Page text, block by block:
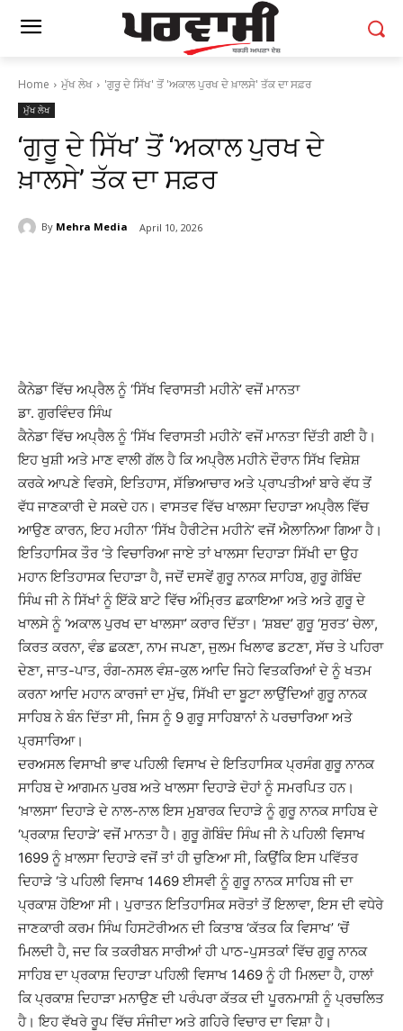
Home ਮੁੱਖ ਲੇਖ 'ਗੁਰੂ ਦੇ ਸਿੱਖ' ਤੋਂ 'ਅਕਾਲ ਪੁਰਖ ਦੇ ਖ਼ਾਲਸੇ' ਤੱਕ ਦਾ ਸਫ਼ਰ
ਮੁੱਖ ਲੇਖ
‘ਗੁਰੂ ਦੇ ਸਿੱਖ’ ਤੋਂ ‘ਅਕਾਲ ਪੁਰਖ ਦੇ
ਖ਼ਾਲਸੇ’ ਤੱਕ ਦਾ ਸਫ਼ਰ
By Mehra Media April 10, 2026
ਕੈਨੇਡਾ ਵਿੱਚ ਅਪ੍ਰੈਲ ਨੂੰ ‘ਸਿੱਖ ਵਿਰਾਸਤੀ ਮਹੀਨੇ’ ਵਜੋਂ ਮਾਨਤਾ
ਡਾ. ਗੁਰਵਿੰਦਰ ਸਿੰਘ
ਕੈਨੇਡਾ ਵਿੱਚ ਅਪ੍ਰੈਲ ਨੂੰ ‘ਸਿੱਖ ਵਿਰਾਸਤੀ ਮਹੀਨੇ’ ਵਜੋਂ ਮਾਨਤਾ ਦਿੱਤੀ ਗਈ ਹੈ।
ਇਹ ਖੁਸ਼ੀ ਅਤੇ ਮਾਣ ਵਾਲੀ ਗੱਲ ਹੈ ਕਿ ਅਪ੍ਰੈਲ ਮਹੀਨੇ ਦੌਰਾਨ ਸਿੱਖ ਵਿਸ਼ੇਸ਼
ਕਰਕੇ ਆਪਣੇ ਵਿਰਸੇ, ਇਤਿਹਾਸ, ਸੱਭਿਆਚਾਰ ਅਤੇ ਪ੍ਰਾਪਤੀਆਂ ਬਾਰੇ ਵੱਧ ਤੋਂ
ਵੱਧ ਜਾਣਕਾਰੀ ਦੇ ਸਕਦੇ ਹਨ। ਵਾਸਤਵ ਵਿੱਚ ਖਾਲਸਾ ਦਿਹਾੜਾ ਅਪ੍ਰੈਲ ਵਿੱਚ
ਆਉਣ ਕਾਰਨ, ਇਹ ਮਹੀਨਾ ‘ਸਿੱਖ ਹੈਰੀਟੇਜ ਮਹੀਨੇ’ ਵਜੋਂ ਐਲਾਨਿਆ ਗਿਆ ਹੈ।
ਇਤਿਹਾਸਿਕ ਤੌਰ ‘ਤੇ ਵਿਚਾਰਿਆ ਜਾਏ ਤਾਂ ਖਾਲਸਾ ਦਿਹਾੜਾ ਸਿੱਖੀ ਦਾ ਉਹ
ਮਹਾਨ ਇਤਿਹਾਸਕ ਦਿਹਾੜਾ ਹੈ, ਜਦੋਂ ਦਸਵੇਂ ਗੁਰੂ ਨਾਨਕ ਸਾਹਿਬ, ਗੁਰੂ ਗੋਬਿੰਦ
ਸਿੰਘ ਜੀ ਨੇ ਸਿੱਖਾਂ ਨੂੰ ਇੱਕੋ ਬਾਟੇ ਵਿੱਚ ਅੰਮ੍ਰਿਤ ਛਕਾਇਆ ਅਤੇ ਅਤੇ ਗੁਰੂ ਦੇ
ਖਾਲਸੇ ਨੂੰ ‘ਅਕਾਲ ਪੁਰਖ ਦਾ ਖਾਲਸਾ’ ਕਰਾਰ ਦਿੱਤਾ। ‘ਸ਼ਬਦ’ ਗੁਰੂ ‘ਸੁਰਤ’ ਚੇਲਾ,
ਕਿਰਤ ਕਰਨਾ, ਵੰਡ ਛਕਣਾ, ਨਾਮ ਜਪਣਾ, ਜੁਲਮ ਖਿਲਾਫ ਡਟਣਾ, ਸੱਚ ਤੇ ਪਹਿਰਾ
ਦੇਣਾ, ਜਾਤ-ਪਾਤ, ਰੰਗ-ਨਸਲ ਵੰਸ਼-ਕੁਲ ਆਦਿ ਜਿਹੇ ਵਿਤਕਰਿਆਂ ਦੇ ਨੂੰ ਖਤਮ
ਕਰਨਾ ਆਦਿ ਮਹਾਨ ਕਾਰਜਾਂ ਦਾ ਮੁੱਢ, ਸਿੱਖੀ ਦਾ ਬੂਟਾ ਲਾਉਂਦਿਆਂ ਗੁਰੂ ਨਾਨਕ
ਸਾਹਿਬ ਨੇ ਬੰਨ ਦਿੱਤਾ ਸੀ, ਜਿਸ ਨੂੰ 9 ਗੁਰੂ ਸਾਹਿਬਾਨਾਂ ਨੇ ਪਰਚਾਰਿਆ ਅਤੇ
ਪ੍ਰਸਾਰਿਆ।
ਦਰਅਸਲ ਵਿਸਾਖੀ ਭਾਵ ਪਹਿਲੀ ਵਿਸਾਖ ਦੇ ਇਤਿਹਾਸਿਕ ਪ੍ਰਸੰਗ ਗੁਰੂ ਨਾਨਕ
ਸਾਹਿਬ ਦੇ ਆਗਮਨ ਪੁਰਬ ਅਤੇ ਖਾਲਸਾ ਦਿਹਾੜੇ ਦੋਹਾਂ ਨੂੰ ਸਮਰਪਿਤ ਹਨ।
‘ਖ਼ਾਲਸਾ’ ਦਿਹਾੜੇ ਦੇ ਨਾਲ-ਨਾਲ ਇਸ ਮੁਬਾਰਕ ਦਿਹਾੜੇ ਨੂੰ ਗੁਰੂ ਨਾਨਕ ਸਾਹਿਬ ਦੇ
‘ਪ੍ਰਕਾਸ਼ ਦਿਹਾੜੇ’ ਵਜੋਂ ਮਾਨਤਾ ਹੈ। ਗੁਰੂ ਗੋਬਿੰਦ ਸਿੰਘ ਜੀ ਨੇ ਪਹਿਲੀ ਵਿਸਾਖ
1699 ਨੂੰ ਖ਼ਾਲਸਾ ਦਿਹਾੜੇ ਵਜੋਂ ਤਾਂ ਹੀ ਚੁਣਿਆ ਸੀ, ਕਿਉਂਕਿ ਇਸ ਪਵਿੱਤਰ
ਦਿਹਾੜੇ ‘ਤੇ ਪਹਿਲੀ ਵਿਸਾਖ 1469 ਈਸਵੀ ਨੂੰ ਗੁਰੂ ਨਾਨਕ ਸਾਹਿਬ ਜੀ ਦਾ
ਪ੍ਰਕਾਸ਼ ਹੋਇਆ ਸੀ। ਪੁਰਾਤਨ ਇਤਿਹਾਸਿਕ ਸਰੋਤਾਂ ਤੋਂ ਇਲਾਵਾ, ਇਸ ਦੀ ਵਧੇਰੇ
ਜਾਣਕਾਰੀ ਕਰਮ ਸਿੰਘ ਹਿਸਟੋਰੀਅਨ ਦੀ ਕਿਤਾਬ ‘ਕੱਤਕ ਕਿ ਵਿਸਾਖ’ ‘ਚੋਂ
ਮਿਲਦੀ ਹੈ, ਜਦ ਕਿ ਤਕਰੀਬਨ ਸਾਰੀਆਂ ਹੀ ਪਾਠ-ਪੁਸਤਕਾਂ ਵਿੱਚ ਗੁਰੂ ਨਾਨਕ
ਸਾਹਿਬ ਦਾ ਪ੍ਰਕਾਸ਼ ਦਿਹਾੜਾ ਪਹਿਲੀ ਵਿਸਾਖ 1469 ਨੂੰ ਹੀ ਮਿਲਦਾ ਹੈ, ਹਾਲਾਂ
ਕਿ ਪ੍ਰਕਾਸ਼ ਦਿਹਾੜਾ ਮਨਾਉਣ ਦੀ ਪਰੰਪਰਾ ਕੱਤਕ ਦੀ ਪੂਰਨਮਾਸ਼ੀ ਨੂੰ ਪ੍ਰਚਲਿਤ
ਹੈ। ਇਹ ਵੱਖਰੇ ਰੂਪ ਵਿੱਚ ਸੰਜੀਦਾ ਅਤੇ ਗਹਿਰੇ ਵਿਚਾਰ ਦਾ ਵਿਸ਼ਾ ਹੈ।